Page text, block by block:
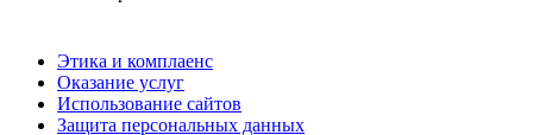
Этика и комплаенс
Оказание услуг
Использование сайтов
Защита персональных данных